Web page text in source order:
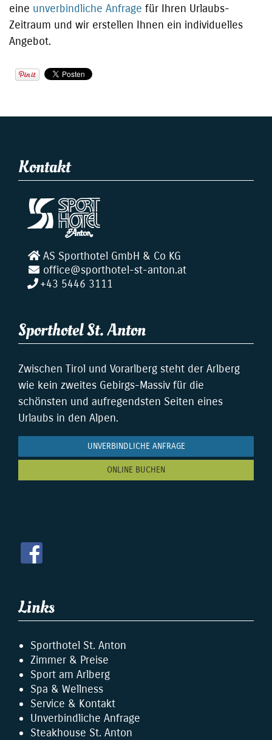
eine unverbindliche Anfrage für Ihren Urlaubs-
Zeitraum und wir erstellen Ihnen ein individuelles
Angebot.
Kontakt
AS Sporthotel GmbH & Co KG
office@sporthotel-st-anton.at
+43 5446 3111
Sporthotel St. Anton
Zwischen Tirol und Vorarlberg steht der Arlberg
wie kein zweites Gebirgs-Massiv für die
schönsten und aufregendsten Seiten eines
Urlaubs in den Alpen.
UNVERBINDLICHE ANFRAGE
ONLINE BUCHEN
Links
Sporthotel St. Anton
Zimmer & Preise
Sport am Arlberg
Spa & Wellness
Service & Kontakt
Unverbindliche Anfrage
Steakhouse St. Anton